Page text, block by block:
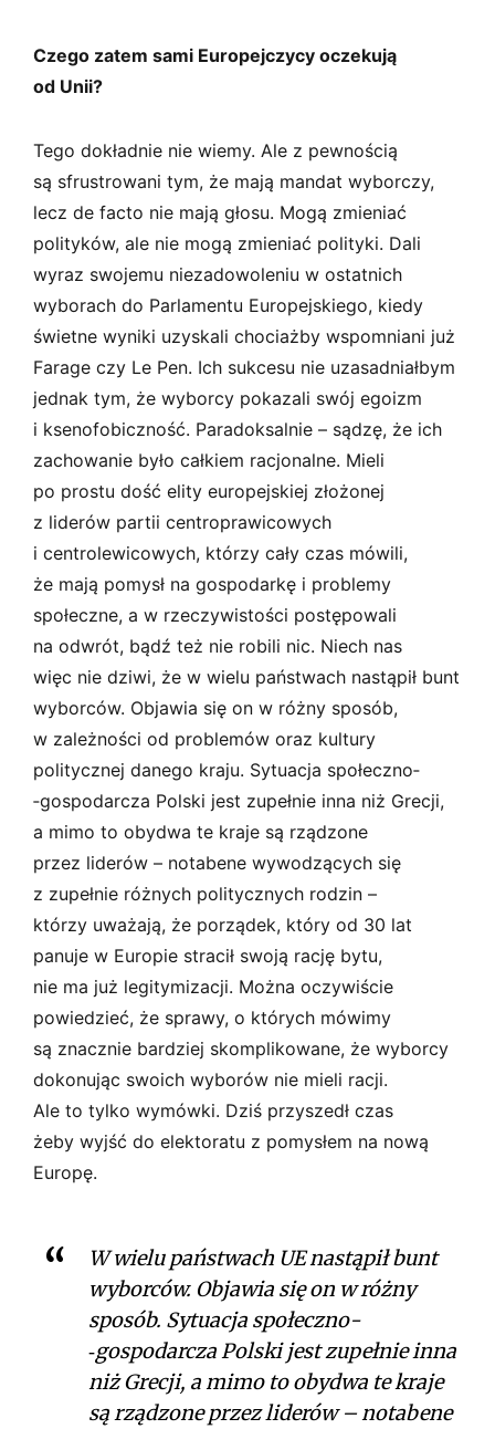
Czego zatem sami Europejczycy oczekują
od Unii?
Tego dokładnie nie wiemy. Ale z pewnością
są sfrustrowani tym, że mają mandat wyborczy,
lecz de facto nie mają głosu. Mogą zmieniać
polityków, ale nie mogą zmieniać polityki. Dali
wyraz swojemu niezadowoleniu w ostatnich
wyborach do Parlamentu Europejskiego, kiedy
świetne wyniki uzyskali chociażby wspomniani już
Farage czy Le Pen. Ich sukcesu nie uzasadniałbym
jednak tym, że wyborcy pokazali swój egoizm
i ksenofobiczność. Paradoksalnie – sądzę, że ich
zachowanie było całkiem racjonalne. Mieli
po prostu dość elity europejskiej złożonej
z liderów partii centroprawicowych
i centrolewicowych, którzy cały czas mówili,
że mają pomysł na gospodarkę i problemy
społeczne, a w rzeczywistości postępowali
na odwrót, bądź też nie robili nic. Niech nas
więc nie dziwi, że w wielu państwach nastąpił bunt
wyborców. Objawia się on w różny sposób,
w zależności od problemów oraz kultury
politycznej danego kraju. Sytuacja społeczno­
‑gospodarcza Polski jest zupełnie inna niż Grecji,
a mimo to obydwa te kraje są rządzone
przez liderów – notabene wywodzących się
z zupełnie różnych politycznych rodzin –
którzy uważają, że porządek, który od 30 lat
panuje w Europie stracił swoją rację bytu,
nie ma już legitymizacji. Można oczywiście
powiedzieć, że sprawy, o których mówimy
są znacznie bardziej skomplikowane, że wyborcy
dokonując swoich wyborów nie mieli racji.
Ale to tylko wymówki. Dziś przyszedł czas
żeby wyjść do elektoratu z pomysłem na nową
Europę.
W wielu państwach UE nastąpił bunt
wyborców. Objawia się on w różny
sposób. Sytuacja społeczno­
‑gospodarcza Polski jest zupełnie inna
niż Grecji, a mimo to obydwa te kraje
są rządzone przez liderów – notabene